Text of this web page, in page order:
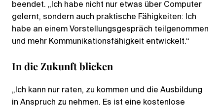
beendet. „Ich habe nicht nur etwas über Computer
gelernt, sondern auch praktische Fähigkeiten: Ich
habe an einem Vorstellungsgespräch teilgenommen
und mehr Kommunikationsfähigkeit entwickelt.“
In die Zukunft blicken
„Ich kann nur raten, zu kommen und die Ausbildung
in Anspruch zu nehmen. Es ist eine kostenlose